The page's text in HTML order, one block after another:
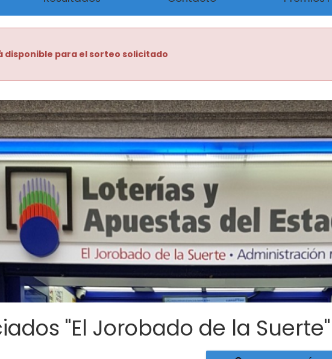
disponible para el sorteo solicitado
"El Jorobado de la Suerte"